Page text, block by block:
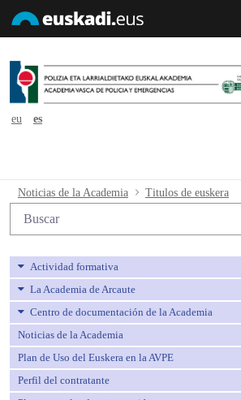
eu
es
Titulos de euskera - avpe
Noticias de la Academia Titulos de euskera
Búsqueda web
Actividad formativa
La Academia de Arcaute
Centro de documentación de la Academia
Noticias de la Academia
Plan de Uso del Euskera en la AVPE
Perfil del contratante